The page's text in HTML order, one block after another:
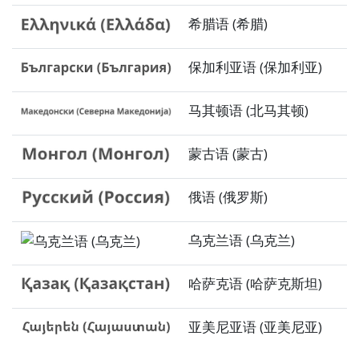
希腊语 (希腊)
保加利亚语 (保加利亚)
马其顿语 (北马其顿)
蒙古语 (蒙古)
俄语 (俄罗斯)
乌克兰语 (乌克兰)
哈萨克语 (哈萨克斯坦)
亚美尼亚语 (亚美尼亚)